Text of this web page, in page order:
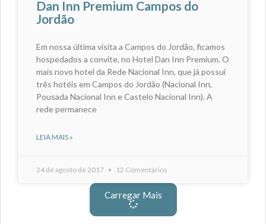
Dan Inn Premium Campos do
Jordão
Em nossa última visita a Campos do Jordão, ficamos
hospedados a convite, no Hotel Dan Inn Premium. O
mais novo hotel da Rede Nacional Inn, que já possui
três hotéis em Campos do Jordão (Nacional Inn,
Pousada Nacional Inn e Castelo Nacional Inn). A
rede permanece
LEIA MAIS »
24 de agosto de 2017 12 Comentários
Carregar Mais